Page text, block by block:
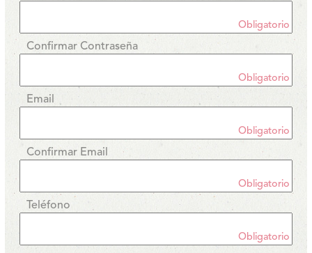
Obligatorio
Confirmar Contraseña
Obligatorio
Email
Obligatorio
Confirmar Email
Obligatorio
Teléfono
Obligatorio